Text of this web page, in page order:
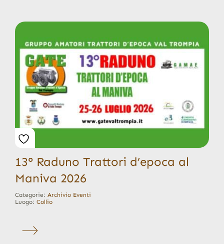
13° Raduno Trattori d’epoca al
Maniva 2026
Categorie: Archivio Eventi
Luogo: Collio